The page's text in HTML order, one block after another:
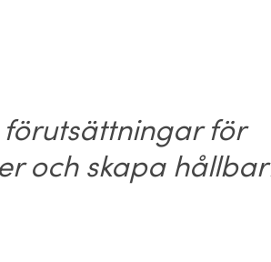
för
och skapa